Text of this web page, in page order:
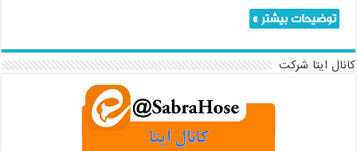
توضیحات بیشتر »
کانال ایتا شرکت